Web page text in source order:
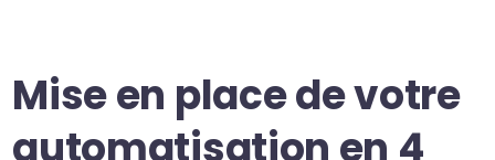
Mise en place de votre
automatisation en 4